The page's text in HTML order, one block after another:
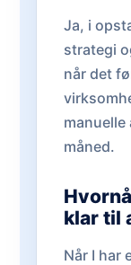
Ja, i
strategi
når det
måned.
klar til
Når I har